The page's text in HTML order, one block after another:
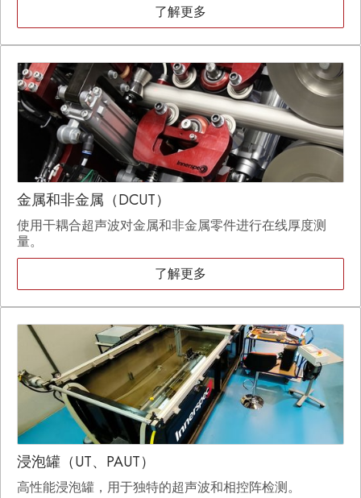
了解更多
金属和非金属（DCUT）
使用干耦合超声波对金属和非金属零件进行在线厚度测
量。
了解更多
浸泡罐（UT、PAUT）
高性能浸泡罐，用于独特的超声波和相控阵检测。